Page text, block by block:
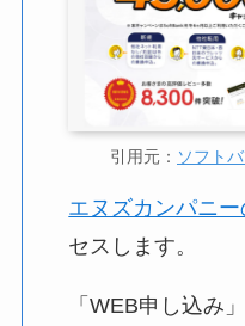
引用元： ソフト
エヌズカンパニ
セスします。
「WEB申し込み